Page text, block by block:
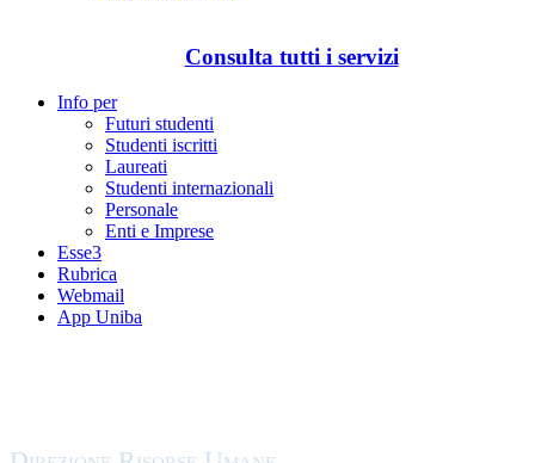
Consulta tutti i servizi
Info per
Futuri studenti
Studenti iscritti
Laureati
Studenti internazionali
Personale
Enti e Imprese
Esse3
Rubrica
Webmail
App Uniba